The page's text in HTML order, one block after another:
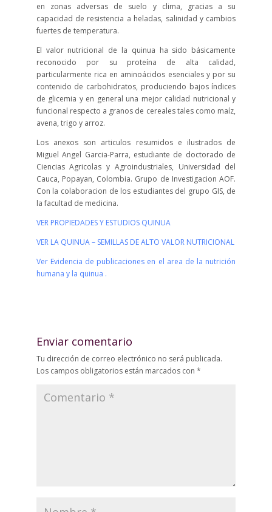
en zonas adversas de suelo y clima, gracias a su
capacidad de resistencia a heladas, salinidad y cambios
fuertes de temperatura.
El valor nutricional de la quinua ha sido básicamente
reconocido por su proteína de alta calidad,
particularmente rica en aminoácidos esenciales y por su
contenido de carbohidratos, produciendo bajos índices
de glicemia y en general una mejor calidad nutricional y
funcional respecto a granos de cereales tales como maíz,
avena, trigo y arroz.
Los anexos son articulos resumidos e ilustrados de
Miguel Angel Garcia-Parra, estudiante de doctorado de
Ciencias Agricolas y Agroindustriales, Universidad del
Cauca, Popayan, Colombia. Grupo de Investigacion AOF.
Con la colaboracion de los estudiantes del grupo GIS, de
la facultad de medicina.
VER PROPIEDADES Y ESTUDIOS QUINUA
VER LA QUINUA – SEMILLAS DE ALTO VALOR NUTRICIONAL
Ver Evidencia de publicaciones en el area de la nutrición
humana y la quinua .
Enviar comentario
Tu dirección de correo electrónico no será publicada.
Los campos obligatorios están marcados con *